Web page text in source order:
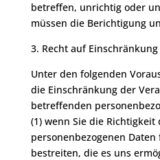
betreffen, unrichtig oder
müssen die Berichtigung
3. Recht auf
Unter den folgenden
die Einschränkung der
betreffenden
(1) wenn Sie die
personenbezogenen
bestreiten, die es uns